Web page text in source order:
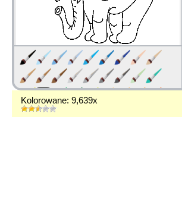
Kolorowane: 9,639x